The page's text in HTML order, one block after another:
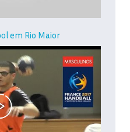
em Rio Maior